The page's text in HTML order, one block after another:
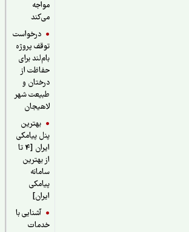
درخواست
توقف پروژه
بام‌لند برای
حفاظت از
درختان و
طبیعت شهر
لاهیجان
بهترین
پنل پیامکی
ایران [4 تا
از بهترین
سامانه
پیامکی
آشنایی با
خدمات